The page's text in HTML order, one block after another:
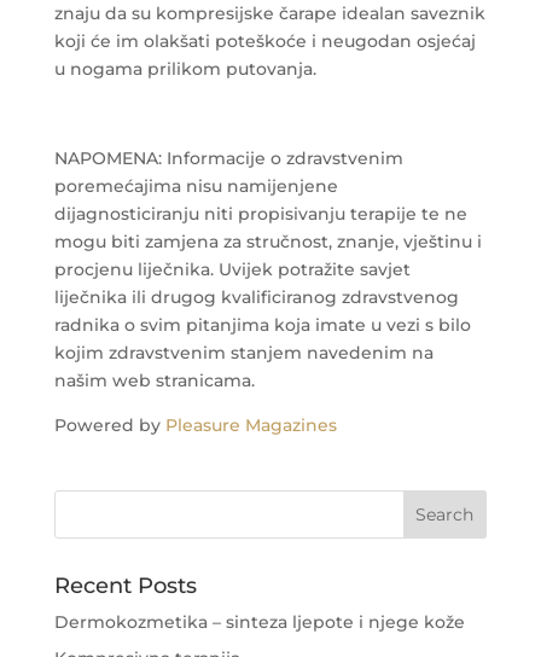
znaju da su kompresijske čarape idealan saveznik
koji će im olakšati poteškoće i neugodan osjećaj
u nogama prilikom putovanja.
NAPOMENA: Informacije o zdravstvenim
poremećajima nisu namijenjene
dijagnosticiranju niti propisivanju terapije te ne
mogu biti zamjena za stručnost, znanje, vještinu i
procjenu liječnika. Uvijek potražite savjet
liječnika ili drugog kvalificiranog zdravstvenog
radnika o svim pitanjima koja imate u vezi s bilo
kojim zdravstvenim stanjem navedenim na
našim web stranicama.
Powered by Pleasure Magazines
Recent Posts
Dermokozmetika – sinteza ljepote i njege kože